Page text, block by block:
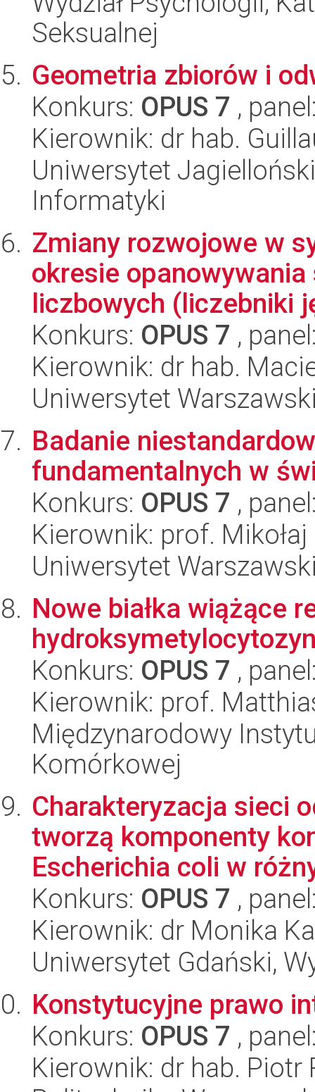
Seksualnej
Geometria zbiorów i
Konkurs: OPUS 7 ,
Kierownik: dr hab.
Uniwersytet
Informatyki
Zmiany rozwojowe w
okresie
liczbowych (liczebniki
Konkurs: OPUS 7 ,
Kierownik: dr hab.
Uniwersytet
Badanie
fundamentalnych w
Konkurs: OPUS 7 ,
Kierownik: prof.
Uniwersytet
Nowe białka wiążące
Konkurs: OPUS 7 ,
Kierownik: prof.
Międzynarodowy
Komórkowej
Charakteryzacja sieci
tworzą komponenty
Escherichia coli w
Konkurs: OPUS 7 ,
Kierownik: dr Monika
Uniwersytet Gdański,
Konstytucyjne prawo
Konkurs: OPUS 7 ,
Kierownik: dr hab. Piotr